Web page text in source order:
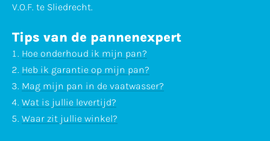
V.O.F. te Sliedrecht.
Tips van de pannenexpert
Hoe onderhoud ik mijn pan?
Heb ik garantie op mijn pan?
Mag mijn pan in de vaatwasser?
Wat is jullie levertijd?
Waar zit jullie winkel?